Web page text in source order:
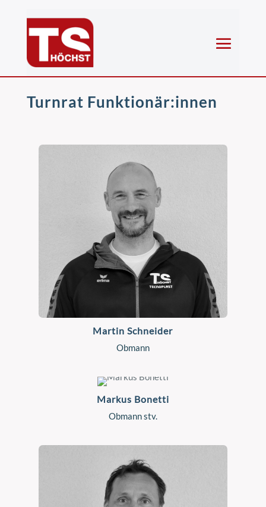
Turnrat Funktionär:innen
Martin Schneider
Obmann
Markus Bonetti
Obmann stv.